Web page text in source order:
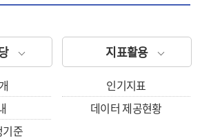
기준
지표활용
인기지표
데이터 제공현황